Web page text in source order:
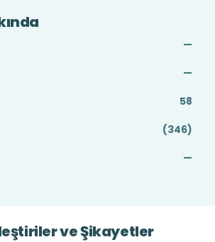
—
—
58
(346)
—
ve Şikayetler